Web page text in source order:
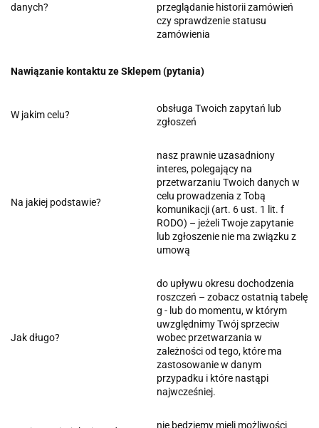
danych?
przeglądanie historii zamówień
czy sprawdzenie statusu
zamówienia
Nawiązanie kontaktu ze Sklepem (pytania)
W jakim celu?
obsługa Twoich zapytań lub
zgłoszeń
Na jakiej podstawie?
nasz prawnie uzasadniony
interes, polegający na
przetwarzaniu Twoich danych w
celu prowadzenia z Tobą
komunikacji (art. 6 ust. 1 lit. f
RODO) – jeżeli Twoje zapytanie
lub zgłoszenie nie ma związku z
umową
Jak długo?
do upływu okresu dochodzenia
roszczeń – zobacz ostatnią tabelę
g - lub do momentu, w którym
uwzględnimy Twój sprzeciw
wobec przetwarzania w
zależności od tego, które ma
zastosowanie w danym
przypadku i które nastąpi
najwcześniej.
nie będziemy mieli możliwości